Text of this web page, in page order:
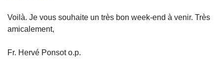
Voilà. Je vous souhaite un très bon week-end à venir. Très
amicalement,
Fr. Hervé Ponsot o.p.